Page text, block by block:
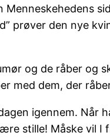
prøver den nye
og de råber og
med dem, der
igennem. Når
stille! Måske vil I